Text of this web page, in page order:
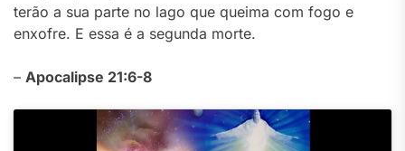
terão a sua parte no lago que queima com fogo e
enxofre. E essa é a segunda morte.
– Apocalipse 21:6-8